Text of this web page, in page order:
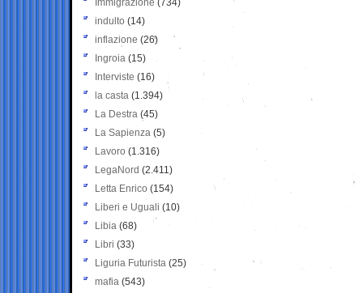
Immigrazione (734)
indulto (14)
inflazione (26)
Ingroia (15)
Interviste (16)
la casta (1.394)
La Destra (45)
La Sapienza (5)
Lavoro (1.316)
LegaNord (2.411)
Letta Enrico (154)
Liberi e Uguali (10)
Libia (68)
Libri (33)
Liguria Futurista (25)
mafia (543)